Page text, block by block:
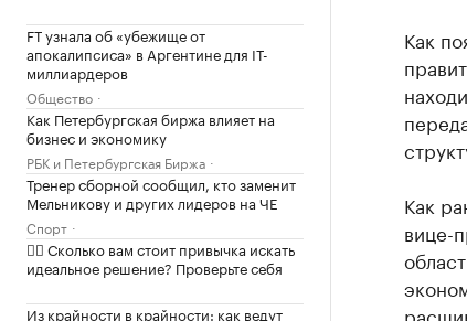
FT узнала об «убежище от
апокалипсиса» в Аргентине для IT-
миллиардеров
Общество
Как Петербургская биржа влияет на
бизнес и экономику
РБК и Петербургская Биржа
Тренер сборной сообщил, кто заменит
Мельникову и других лидеров на ЧЕ
Спорт
✍🏻 Сколько вам стоит привычка искать
идеальное решение? Проверьте себя
Из крайности в крайности: как ведут
Как
Как
вице-